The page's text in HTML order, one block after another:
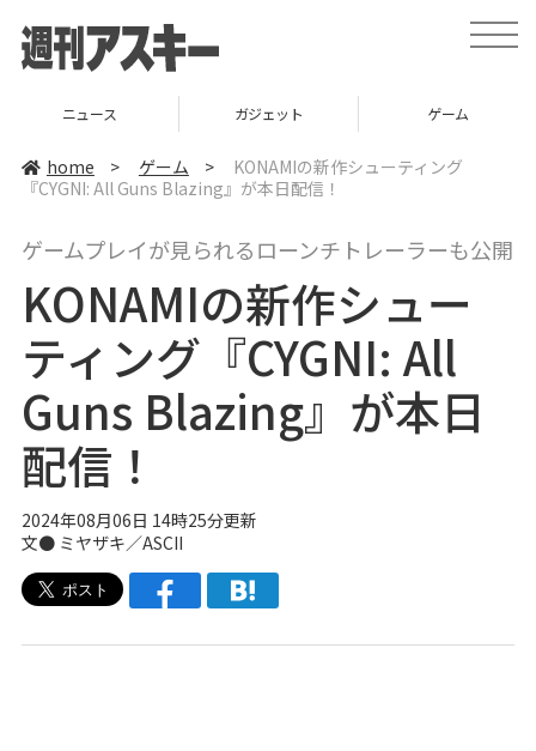
t
o
t
i
ニュース ガジェット ゲーム
home > ゲーム >
KONAMIの新作シューティング
『CYGNI: All Guns Blazing』が本日配信！
ゲームプレイが見られるローンチトレーラーも公開
KONAMIの新作シュー
ティング『CYGNI: All
Guns Blazing』が本日
配信！
2024年08月06日 14時25分更新
文● ミヤザキ／ASCII